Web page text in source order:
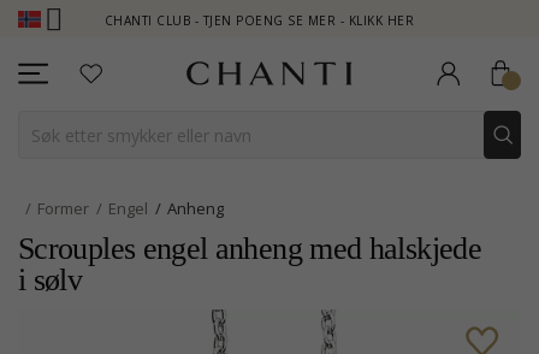
CHANTI CLUB - TJEN POENG SE MER - KLIKK HER
Former Engel Anheng
Scrouples engel anheng med halskjede
i sølv